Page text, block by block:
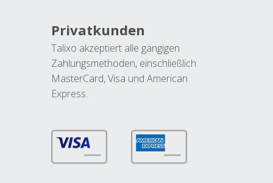
Privatkunden
Talixo akzeptiert alle gängigen
Zahlungsmethoden, einschließlich
MasterCard, Visa und American
Express.